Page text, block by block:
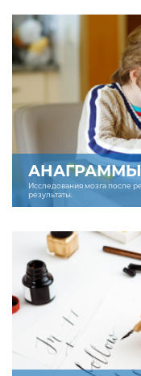
АНАГРАММЫ
Исследования мозга после
результаты.